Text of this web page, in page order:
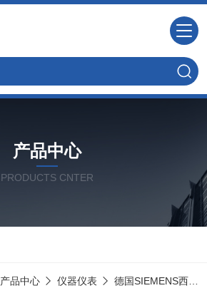
产品中心
PRODUCTS CNTER
产品中心 仪器仪表 德国SIEMENS西门子